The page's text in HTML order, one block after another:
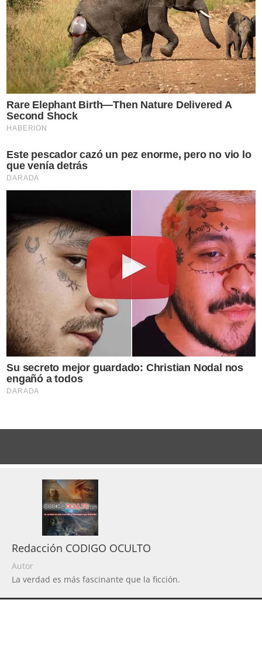
Redacción CODIGO OCULTO
Autor
La verdad es más fascinante que la ficción.